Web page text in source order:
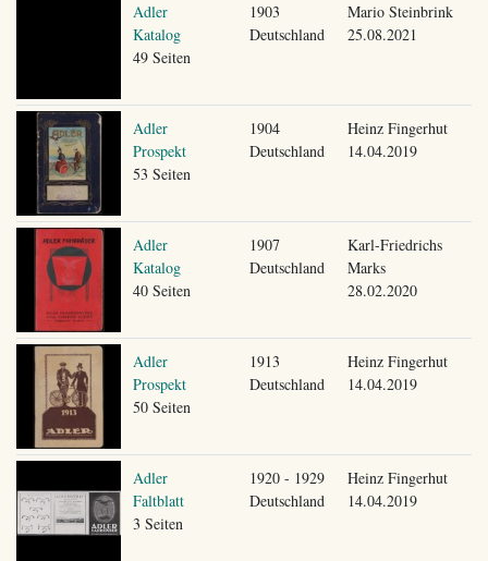
Adler
Katalog
49 Seiten
1903
Deutschland
Mario Steinbrink
25.08.2021
Adler
Prospekt
53 Seiten
1904
Deutschland
Heinz Fingerhut
14.04.2019
Adler
Katalog
40 Seiten
1907
Deutschland
Karl-Friedrichs
Marks
28.02.2020
Adler
Prospekt
50 Seiten
1913
Deutschland
Heinz Fingerhut
14.04.2019
Adler
Faltblatt
3 Seiten
1920 - 1929
Deutschland
Heinz Fingerhut
14.04.2019